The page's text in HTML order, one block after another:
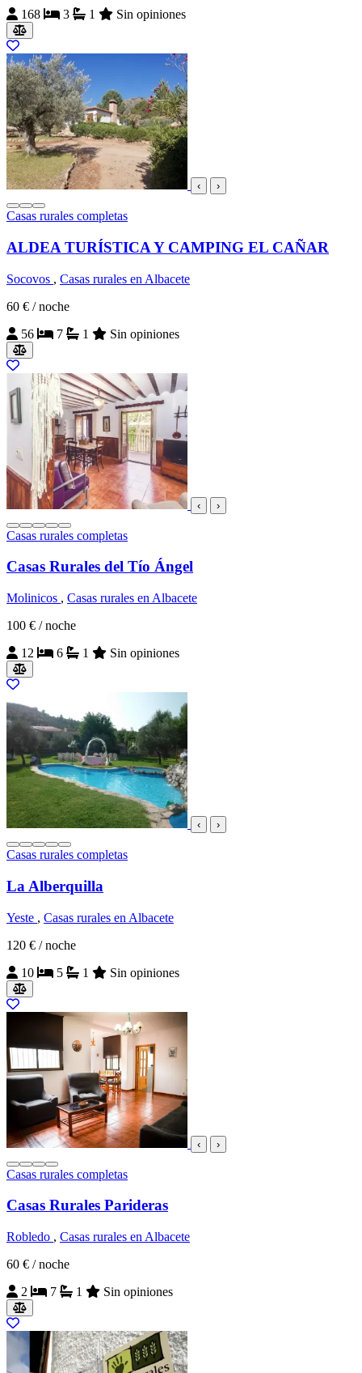
168
3 1 Sin opiniones
‹ ›
Casas rurales completas
ALDEA TURÍSTICA Y CAMPING EL CAÑAR
Socovos , Casas rurales en Albacete
60 € / noche
56
7 1 Sin opiniones
‹ ›
Casas rurales completas
Casas Rurales del Tío Ángel
Molinicos , Casas rurales en Albacete
100 € / noche
12
6 1 Sin opiniones
‹ ›
Casas rurales completas
La Alberquilla
Yeste , Casas rurales en Albacete
120 € / noche
10
5 1 Sin opiniones
‹ ›
Casas rurales completas
Casas Rurales Parideras
Robledo , Casas rurales en Albacete
60 € / noche
2
7 1 Sin opiniones